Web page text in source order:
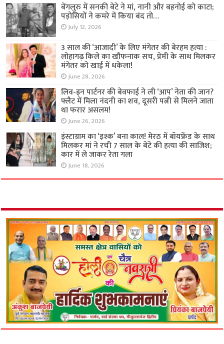
बेंगलुरु में सनकी बेटे ने मां, नानी और बहनोई को काटा;
पड़ोसियों ने कमरे में किया बंद तो…
July 12, 2026
3 साल की ‘आजादी’ के लिए मंगेतर की बेरहम हत्या :
लोहागढ़ किले का खौफनाक सच, प्रेमी के साथ मिलकर
मंगेतर को खाई में धकेला!
June 28, 2026
लिव-इन पार्टनर की बेवफाई ने ली ‘आप’ नेता की जान?
फ्लैट में मिला नंदनी का शव, दूसरी पत्नी से मिलने जाता
था फरार असलम!
June 26, 2026
इंस्टाग्राम का ‘इश्क’ बना काल! मेरठ में बॉयफ्रेंड के साथ
मिलकर मां ने रची 7 साल के बेटे की हत्या की साजिश;
कार में ले जाकर रेता गला
June 18, 2026